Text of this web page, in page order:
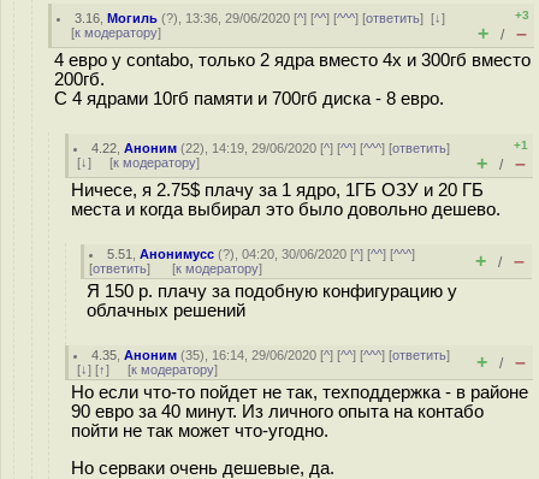
3.16 ,Могиль (?), 13:36, 29/06/2020 [^] [^^] [^^^] [ответить][↓]
[к модератору]
+3
+ / –
4 евро у contabo, только 2 ядра вместо 4х и 300гб вместо
200гб.
C 4 ядрами 10гб памяти и 700гб диска - 8 евро.
4.22 ,Аноним (22), 14:19, 29/06/2020 [^] [^^] [^^^] [ответить]
[↓] [к модератору]
+1
+ / –
Ничесе, я 2.75$ плачу за 1 ядро, 1ГБ ОЗУ и 20 ГБ
места и когда выбирал это было довольно дешево.
5.51 ,Анонимусс (?), 04:20, 30/06/2020 [^] [^^] [^^^]
[ответить] [к модератору] + / –
Я 150 р. плачу за подобную конфигурацию у
облачных решений
4.35 ,Аноним (35), 16:14, 29/06/2020 [^] [^^] [^^^] [ответить]
[↓] [↑] [к модератору] + / –
Но если что-то пойдет не так, техподдержка - в районе
90 евро за 40 минут. Из личного опыта на контабо
пойти не так может что-угодно.
Но серваки очень дешевые, да.